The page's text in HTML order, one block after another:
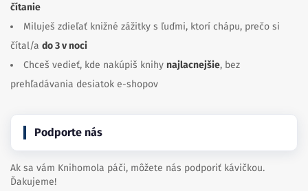
čítanie
Miluješ zdieľať knižné zážitky s ľuďmi, ktorí chápu, prečo si
čítal/a do 3 v noci
Chceš vedieť, kde nakúpiš knihy najlacnejšie, bez
prehľadávania desiatok e-shopov
Podporte nás
Ak sa vám Knihomola páči, môžete nás podporiť kávičkou.
Ďakujeme!